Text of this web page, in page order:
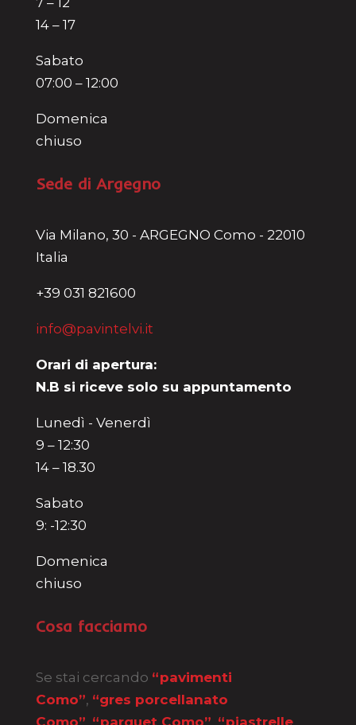
14 – 17
Sabato
07:00 – 12:00
Domenica
chiuso
Sede di Argegno
Via Milano, 30 - ARGEGNO Como - 22010
Italia
+39 031 821600
info@pavintelvi.it
Orari di apertura:
N.B si riceve solo su appuntamento
Lunedì - Venerdì
9 – 12:30
14 – 18.30
Sabato
9: -12:30
Domenica
chiuso
Cosa facciamo
Se stai cercando “pavimenti
Como”, “gres porcellanato